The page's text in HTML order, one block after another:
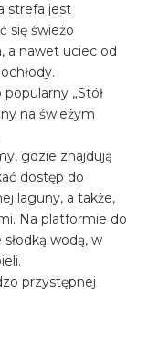
strefa jest
się świeżo
a nawet uciec od
„Stół
na świeżym
gdzie znajdują
dostęp do
laguny, a także,
Na platformie do
wodą, w
przystępnej